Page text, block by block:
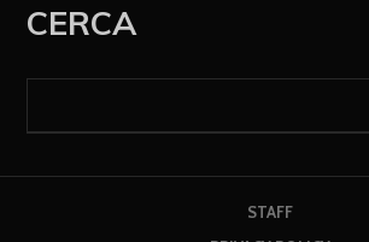
CERCA
STAFF